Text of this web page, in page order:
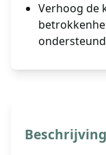
Verhoog de